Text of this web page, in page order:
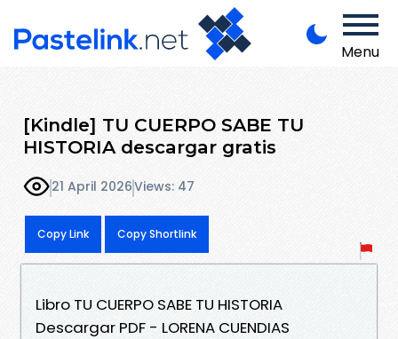
Menu
[Kindle] TU CUERPO SABE TU
HISTORIA descargar gratis
21 April 2026Views: 47
Copy Link Copy Shortlink
Libro TU CUERPO SABE TU HISTORIA
Descargar PDF - LORENA CUENDIAS